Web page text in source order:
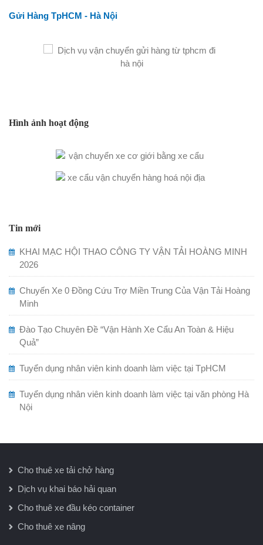
Gửi Hàng TpHCM - Hà Nội
Hình ảnh hoạt động
Tin mới
KHAI MẠC HỘI THAO CÔNG TY VẬN TẢI HOÀNG MINH
2026
Chuyến Xe 0 Đồng Cứu Trợ Miền Trung Của Vận Tải Hoàng
Minh
Đào Tạo Chuyên Đề “Vận Hành Xe Cẩu An Toàn & Hiệu
Quả”
Tuyển dụng nhân viên kinh doanh làm việc tại TpHCM
Tuyển dụng nhân viên kinh doanh làm việc tại văn phòng Hà
Nội
Cho thuê xe tải chở hàng
Dịch vụ khai báo hải quan
Cho thuê xe đầu kéo container
Cho thuê xe nâng